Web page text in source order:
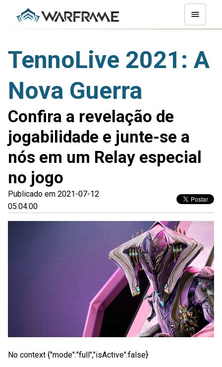
TennoLive 2021: A
Nova Guerra
Confira a revelação de
jogabilidade e junte-se a
nós em um Relay especial
no jogo
Publicado em 2021-07-12
05:04:00
No context {"mode":"full","isActive":false}